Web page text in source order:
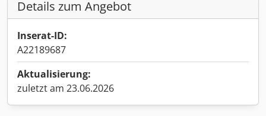
Details zum Angebot
Inserat-ID:
A22189687
Aktualisierung:
zuletzt am 23.06.2026